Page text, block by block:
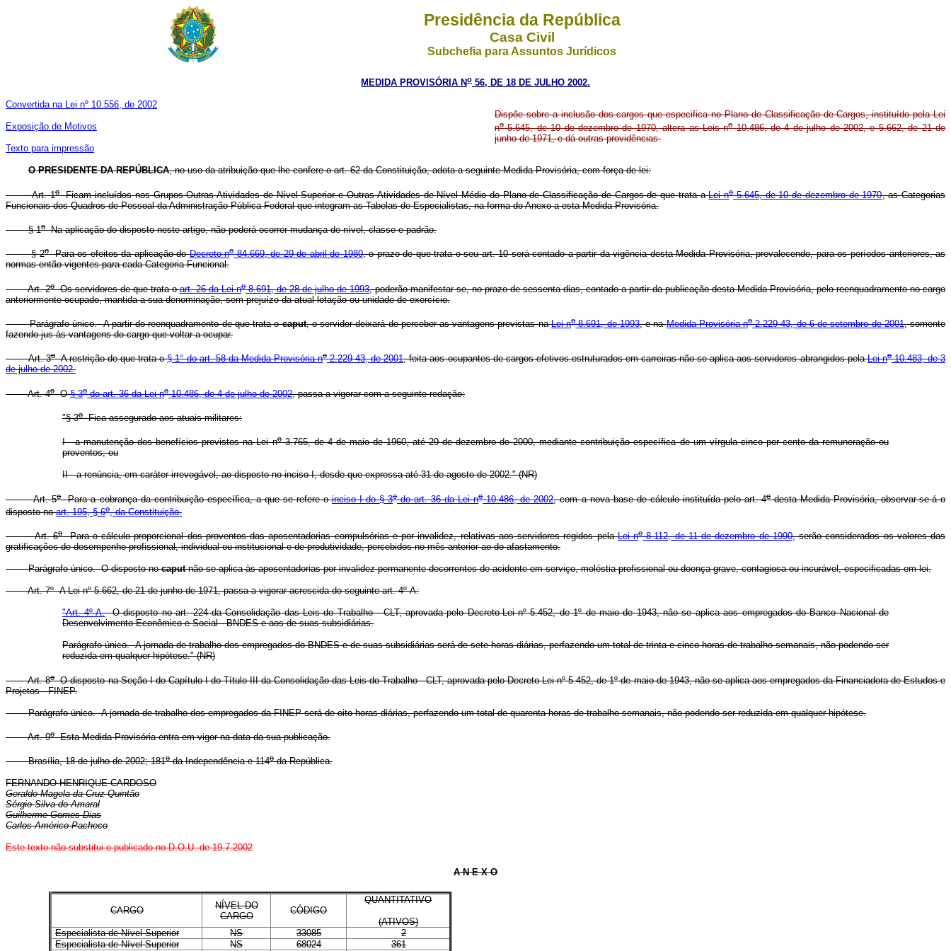
Presidência da República
Casa Civil
Subchefia para Assuntos Jurídicos
MEDIDA PROVISÓRIA No 56, DE 18 DE JULHO 2002.
Convertida na Lei nº 10.556, de 2002
Exposição de Motivos
Texto para impressão
Dispõe sobre a inclusão dos cargos que especifica no Plano de Classificação de Cargos, instituído pela Lei
no5.645, de 10 de dezembro de 1970, altera as Leis no10.486, de 4 de julho de 2002, e 5.662, de 21 de
junho de 1971, e dá outras providências.
O PRESIDENTE DA REPÚBLICA, no uso da atribuição que lhe confere o art. 62 da Constituição, adota a seguinte Medida Provisória, com força de lei:
Art. 1oFicam incluídos nos Grupos Outras Atividades de Nível Superior e Outras Atividades de Nível Médio do Plano de Classificação de Cargos de que trata aLei no5.645, de 10 de dezembro de 1970, as Categorias
Funcionais dos Quadros de Pessoal da Administração Pública Federal que integram as Tabelas de Especialistas, na forma do Anexo a esta Medida Provisória.
§ 1oNa aplicação do disposto neste artigo, não poderá ocorrer mudança de nível, classe e padrão.
§ 2oPara os efeitos da aplicação doDecreto no84.669, de 29 de abril de 1980, o prazo de que trata o seu art. 10 será contado a partir da vigência desta Medida Provisória, prevalecendo, para os períodos anteriores, as
normas então vigentes para cada Categoria Funcional.
Art. 2oOs servidores de que trata oart. 26 da Lei no8.691, de 28 de julho de 1993, poderão manifestar-se, no prazo de sessenta dias, contado a partir da publicação desta Medida Provisória, pelo reenquadramento no cargo
anteriormente ocupado, mantida a sua denominação, sem prejuízo da atual lotação ou unidade de exercício.
Parágrafo único. A partir do reenquadramento de que trata ocaput, o servidor deixará de perceber as vantagens previstas naLei no8.691, de 1993, e naMedida Provisória no2.229-43, de 6 de setembro de 2001, somente
fazendo jus às vantagens do cargo que voltar a ocupar.
Art. 3oA restrição de que trata o§ 1° do art. 58 da Medida Provisória no2.229-43, de 2001, feita aos ocupantes de cargos efetivos estruturados em carreiras não se aplica aos servidores abrangidos pelaLei no10.483, de 3
de julho de 2002.
Art. 4oO§ 3odo art. 36 da Lei no10.486, de 4 de julho de 2002, passa a vigorar com a seguinte redação:
"§ 3oFica assegurado aos atuais militares:
I - a manutenção dos benefícios previstos na Lei no3.765, de 4 de maio de 1960, até 29 de dezembro de 2000, mediante contribuição específica de um vírgula cinco por cento da remuneração ou
proventos; ou
II - a renúncia, em caráter irrevogável, ao disposto no inciso I, desde que expressa até 31 de agosto de 2002." (NR)
Art. 5oPara a cobrança da contribuição específica, a que se refere oinciso I do § 3odo art. 36 da Lei no10.486, de 2002, com a nova base de cálculo instituída pelo art. 4odesta Medida Provisória, observar-se-á o
disposto noart. 195, § 6o, da Constituição.
Art. 6oPara o cálculo proporcional dos proventos das aposentadorias compulsórias e por invalidez, relativas aos servidores regidos pelaLei no8.112, de 11 de dezembro de 1990, serão considerados os valores das
gratificações de desempenho profissional, individual ou institucional e de produtividade, percebidos no mês anterior ao do afastamento.
Parágrafo único. O disposto nocaputnão se aplica às aposentadorias por invalidez permanente decorrentes de acidente em serviço, moléstia profissional ou doença grave, contagiosa ou incurável, especificadas em lei.
Art. 7º A Lei nº 5.662, de 21 de junho de 1971, passa a vigorar acrescida do seguinte art. 4º-A:
"Art. 4º-A.O disposto no art. 224 da Consolidação das Leis do Trabalho - CLT, aprovada pelo Decreto-Lei nº 5.452, de 1º de maio de 1943, não se aplica aos empregados do Banco Nacional de
Desenvolvimento Econômico e Social - BNDES e aos de suas subsidiárias.
Parágrafo único. A jornada de trabalho dos empregados do BNDES e de suas subsidiárias será de sete horas diárias, perfazendo um total de trinta e cinco horas de trabalho semanais, não podendo ser
reduzida em qualquer hipótese." (NR)
Art. 8oO disposto na Seção I do Capítulo I do Título III da Consolidação das Leis do Trabalho - CLT, aprovada pelo Decreto-Lei nº 5.452, de 1º de maio de 1943, não se aplica aos empregados da Financiadora de Estudos e
Projetos - FINEP.
Parágrafo único. A jornada de trabalho dos empregados da FINEP será de oito horas diárias, perfazendo um total de quarenta horas de trabalho semanais, não podendo ser reduzida em qualquer hipótese.
Art. 9oEsta Medida Provisória entra em vigor na data da sua publicação.
Brasília, 18 de julho de 2002; 181oda Independência e 114oda República.
FERNANDO HENRIQUE CARDOSO
Geraldo Magela da Cruz Quintão
Sérgio Silva do Amaral
Guilherme Gomes Dias
Carlos Américo Pacheco
Este texto não substitui o publicado no D.O.U. de 19.7.2002
A N E X O
CARGO
NÍVEL DO
CARGO
CÓDIGO
QUANTITATIVO
(ATIVOS)
Especialista de Nível Superior
NS 33085
2
Especialista de Nível Superior
NS 68024
361